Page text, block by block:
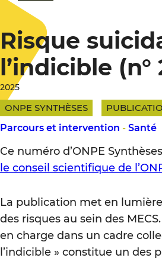
Risque
l’indicible (n°
2025
ONPE SYNTHÈSES
Parcours et intervention - Santé
Ce numéro d’ONPE
le conseil scientifique de
La publication met en
des risques au sein des
en charge dans un cadre
l’indicible » constitue un des